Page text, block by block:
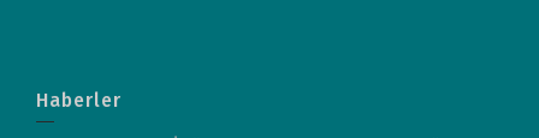
Haberler